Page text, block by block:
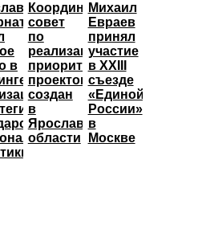
в
Координационный
совет
по
реализации
приоритетных
проектов
создан
в
Ярославской
области
Михаил
Евраев
принял
участие
в XXIII
съезде
«Единой
России»
в
Москве